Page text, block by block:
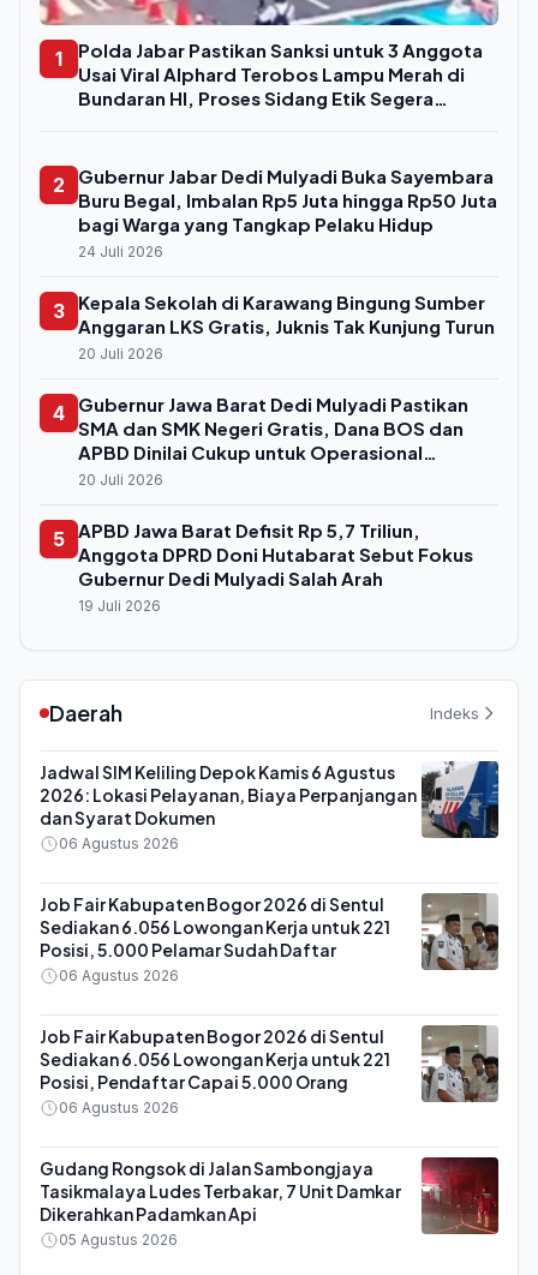
1
Polda Jabar Pastikan Sanksi untuk 3 Anggota
Usai Viral Alphard Terobos Lampu Merah di
Bundaran HI, Proses Sidang Etik Segera
2
Gubernur Jabar Dedi Mulyadi Buka Sayembara
Buru Begal, Imbalan Rp5 Juta hingga Rp50 Juta
bagi Warga yang Tangkap Pelaku Hidup
24 Juli 2026
3
Kepala Sekolah di Karawang Bingung Sumber
Anggaran LKS Gratis, Juknis Tak Kunjung Turun
20 Juli 2026
4
Gubernur Jawa Barat Dedi Mulyadi Pastikan
SMA dan SMK Negeri Gratis, Dana BOS dan
APBD Dinilai Cukup untuk Operasional
Sekolah
20 Juli 2026
5 APBD Jawa Barat Defisit Rp 5,7 Triliun,
Anggota DPRD Doni Hutabarat Sebut Fokus
Gubernur Dedi Mulyadi Salah Arah
19 Juli 2026
Daerah Indeks
Jadwal SIM Keliling Depok Kamis 6 Agustus
2026: Lokasi Pelayanan, Biaya Perpanjangan
dan Syarat Dokumen
06 Agustus 2026
Job Fair Kabupaten Bogor 2026 di Sentul
Sediakan 6.056 Lowongan Kerja untuk 221
Posisi, 5.000 Pelamar Sudah Daftar
06 Agustus 2026
Job Fair Kabupaten Bogor 2026 di Sentul
Sediakan 6.056 Lowongan Kerja untuk 221
Posisi, Pendaftar Capai 5.000 Orang
06 Agustus 2026
Gudang Rongsok di Jalan Sambongjaya
Tasikmalaya Ludes Terbakar, 7 Unit Damkar
Dikerahkan Padamkan Api
05 Agustus 2026